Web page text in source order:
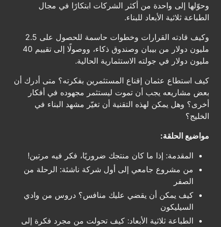
وحوّلها إلى واحدة من أكثر الشركات ابتكارًا في مجال
الطباعة ثلاثية الأبعاد للبناء.
وكيف قادته القرارات وخطوات حاسمة للحصول على 2.5
مليون دولار من بيبان وصندوق ذكاء، ووصولًا إلى تقييم 40
مليون دولار في جولته الاستثمارية الحالية.
كيف استطاع عثمان إقناع المستثمرين بفكرته؟ متى أدرك أن
بعض مشاريعه يجب أن تموت ليستثمر مجهوده في أفكار
أخرى؟ وهل يمكن لهذه التقنية أن تغيّر مشهد البناء في
الخليج؟
مواضيع الحلقة:
المقدمة: إذا ما كان منتجك ضروريًا، فكر فيه مرتين!
من مشروع جامعي إلى أول شركة ناشئة: الرحلة من
الصفر
كيف يمكن أن يقضي عليك منافس؟ دروس من وادي
السيليكون
الطباعة ثلاثية الأبعاد: كيف تحولت من مجرد فكرة إلى